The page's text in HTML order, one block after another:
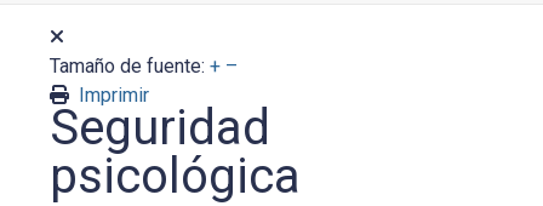
Tamaño de fuente: + –
Imprimir
Seguridad
psicológica